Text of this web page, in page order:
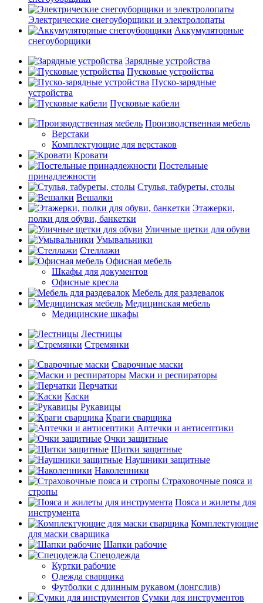
Электрические снегоуборщики и электролопаты
Аккумуляторные
снегоуборщики
Зарядные устройства
Пусковые устройства
Пуско-зарядные
устройства
Пусковые кабели
Производственная мебель
Верстаки
Комплектующие для верстаков
Кровати
Постельные
принадлежности
Стулья, табуреты, столы
Вешалки
Этажерки,
полки для обуви, банкетки
Уличные щетки для обуви
Умывальники
Стеллажи
Офисная мебель
Шкафы для документов
Офисные кресла
Мебель для раздевалок
Медицинская мебель
Медицинские шкафы
Лестницы
Стремянки
Сварочные маски
Маски и респираторы
Перчатки
Каски
Рукавицы
Краги сварщика
Аптечки и антисептики
Очки защитные
Щитки защитные
Наушники защитные
Наколенники
Страховочные пояса и
стропы
Пояса и жилеты для
инструмента
Комплектующие
для маски сварщика
Шапки рабочие
Спецодежда
Куртки рабочие
Одежда сварщика
Футболки с длинным рукавом (лонгслив)
Сумки для инструментов